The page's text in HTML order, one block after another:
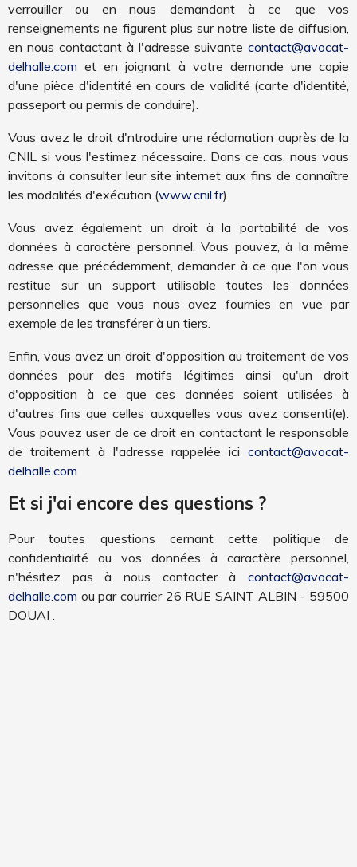
verrouiller ou en nous demandant à ce que vos
renseignements ne figurent plus sur notre liste de diffusion,
en nous contactant à l'adresse suivante contact@avocat-
delhalle.com et en joignant à votre demande une copie
d'une pièce d'identité en cours de validité (carte d'identité,
passeport ou permis de conduire).
Vous avez le droit d'ntroduire une réclamation auprès de la
CNIL si vous l'estimez nécessaire. Dans ce cas, nous vous
invitons à consulter leur site internet aux fins de connaître
les modalités d'exécution (www.cnil.fr)
Vous avez également un droit à la portabilité de vos
données à caractère personnel. Vous pouvez, à la même
adresse que précédemment, demander à ce que l'on vous
restitue sur un support utilisable toutes les données
personnelles que vous nous avez fournies en vue par
exemple de les transférer à un tiers.
Enfin, vous avez un droit d'opposition au traitement de vos
données pour des motifs légitimes ainsi qu'un droit
d'opposition à ce que ces données soient utilisées à
d'autres fins que celles auxquelles vous avez consenti(e).
Vous pouvez user de ce droit en contactant le responsable
de traitement à l'adresse rappelée ici contact@avocat-
delhalle.com
Et si j'ai encore des questions ?
Pour toutes questions cernant cette politique de
confidentialité ou vos données à caractère personnel,
n'hésitez pas à nous contacter à contact@avocat-
delhalle.com ou par courrier 26 RUE SAINT ALBIN - 59500
DOUAI .